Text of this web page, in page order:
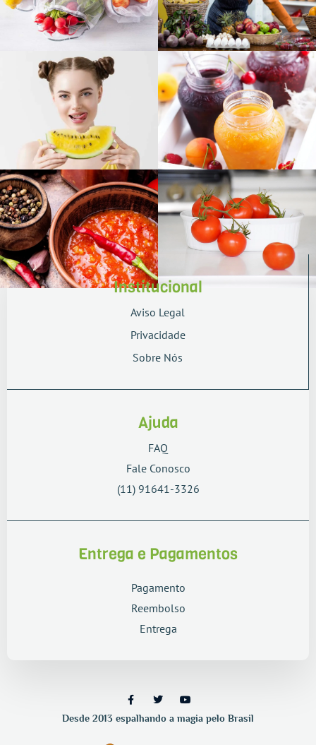
Institucional
Aviso Legal
Privacidade
Sobre Nós
Ajuda
FAQ
Fale Conosco
(11) 91641-3326
Entrega e Pagamentos
Pagamento
Reembolso
Entrega
Desde 2013 espalhando a magia pelo Brasil